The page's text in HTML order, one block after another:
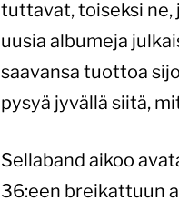
tuttavat, toiseksi
uusia albumeja
saavansa tuottoa
pysyä jyvällä siitä,
Sellaband aikoo
36:een breikattuun